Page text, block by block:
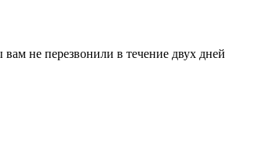
не перезвонили в течение двух дней